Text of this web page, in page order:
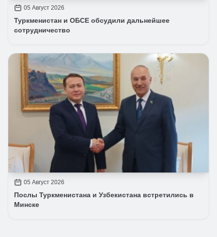
05 Август 2026
Туркменистан и ОБСЕ обсудили дальнейшее
сотрудничество
05 Август 2026
Послы Туркменистана и Узбекистана встретились в
Минске